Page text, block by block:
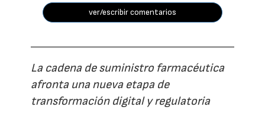
ver/escribir comentarios
La cadena de suministro farmacéutica
afronta una nueva etapa de
transformación digital y regulatoria